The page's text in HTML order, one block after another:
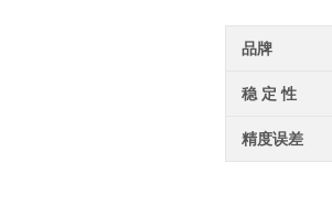
品牌
稳 定 性
精度误差